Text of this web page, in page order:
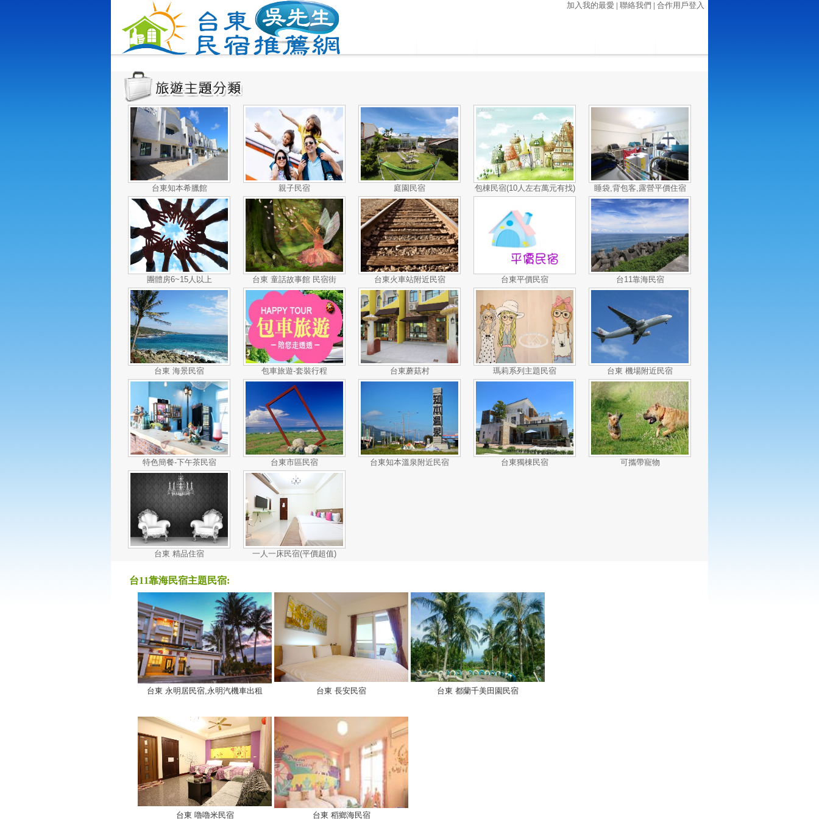
加入我的最愛 | 聯絡我們 | 合作用戶登入
台東知本希臘館 親子民宿 庭園民宿 包棟民宿(10人左右萬元有找) 睡袋,背包客,露營平價住宿
團體房6~15人以上 台東 童話故事館 民宿街 台東火車站附近民宿 台東平價民宿 台11靠海民宿
台東 海景民宿 包車旅遊-套裝行程 台東蘑菇村 瑪莉系列主題民宿 台東 機場附近民宿
特色簡餐-下午茶民宿 台東市區民宿 台東知本溫泉附近民宿 台東獨棟民宿 可攜帶寵物
台東 精品住宿 一人一床民宿(平價超值)
台11靠海民宿主題民宿:
台東 永明居民宿,永明汽機車出租 台東 長安民宿 台東 都蘭千美田園民宿
台東 嚕嚕米民宿 台東 稻鄉海民宿